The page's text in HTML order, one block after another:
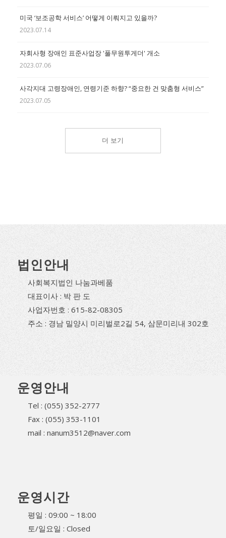
미국 ‘보조공학 서비스’ 어떻게 이뤄지고 있을까?
2023.07.14
자회사형 장애인 표준사업장 '풀무원투게더' 개소
2023.07.06
사각지대 고령장애인, 연령기준 하향? “중요한 건 맞춤형 서비스”
2023.07.05
더 보기
법인안내
사회복지법인 나눔과베품
대표이사 : 박 판 도
사업자번호 : 615-82-08305
주소 : 경남 밀양시 미리벌로2길 54, 삼문미리내 302호
운영안내
Tel : (055) 352-2777
Fax : (055) 353-1101
mail : nanum3512@naver.com
운영시간
평일 : 09:00 ~ 18:00
토/일요일 : Closed